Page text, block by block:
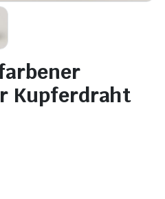
Kupferdraht